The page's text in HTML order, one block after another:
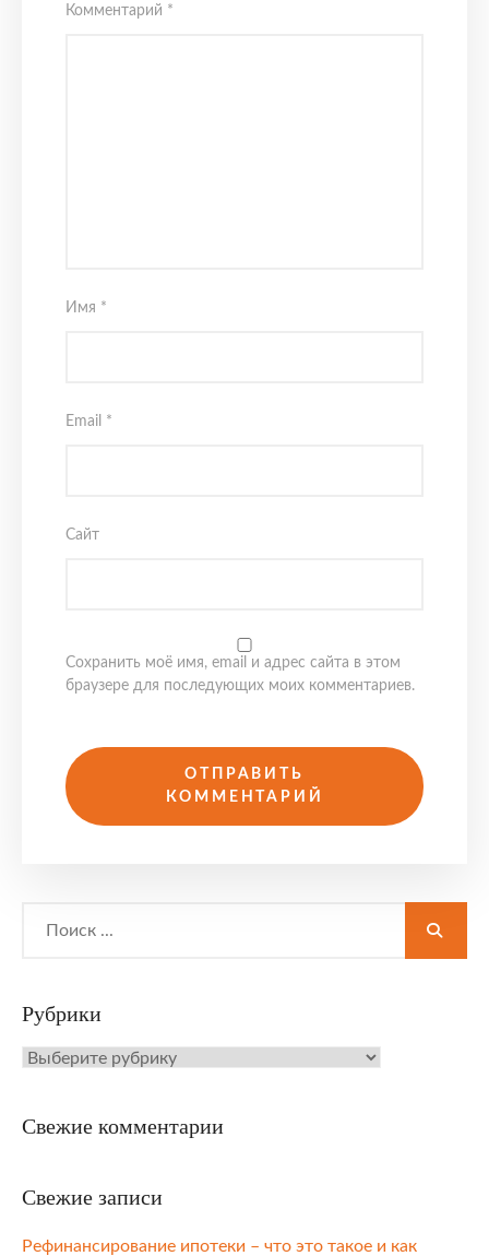
Комментарий *
Имя *
Email *
Сайт
Сохранить моё имя, email и адрес сайта в этом
браузере для последующих моих комментариев.
Рубрики
Рубрики
Свежие комментарии
Свежие записи
Рефинансирование ипотеки – что это такое и как